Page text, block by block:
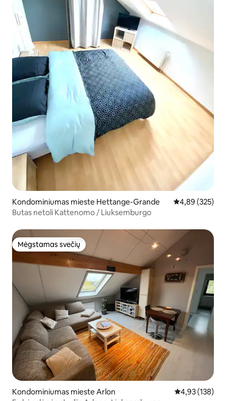
Kondominiumas mieste Hettange-Grande Vidutinis
4,89 (325)
Butas netoli Kattenomo / Liuksemburgo
Mėgstamas svečių
Mėgstamas svečių
Kondominiumas mieste Arlon Vidutinis
4,93 (138)